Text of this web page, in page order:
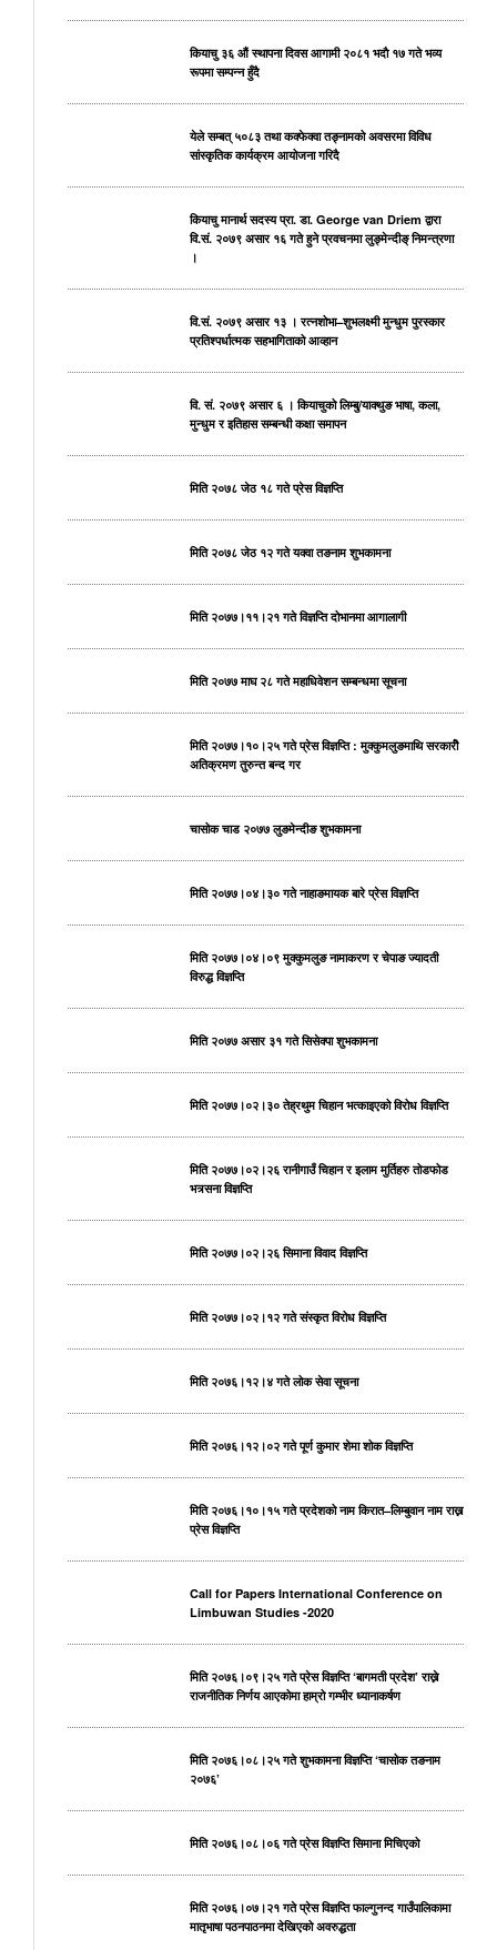
कियाचु ३६ औं स्थापना दिवस आगामी २०८१ भदाै १७ गते भव्य
रूपमा सम्पन्न हुँदै
येले सम्बत् ५०८३ तथा कक्फेक्वा तङ्नामको अवसरमा विविध
सांस्कृतिक कार्यक्रम आयोजना गरिदै
कियाचु मानार्थ सदस्य प्रा. डा. George van Driem द्वारा
वि.सं. २०७९ असार १६ गते हुने प्रवचनमा लुङ्मेन्दीङ् निमन्त्रणा
।
वि.सं. २०७९ असार १३ । रत्नशोभा–शुभलक्ष्मी मुन्धुम पुरस्कार
प्रतिश्पर्धात्मक सहभागिताको आव्हान
वि. सं. २०७९ असार ६ । कियाचुको लिम्बु/याक्थुङ भाषा, कला,
मुन्धुम र इतिहास सम्बन्धी कक्षा समापन
मिति २०७८ जेठ १८ गते प्रेस विज्ञप्ति
मिति २०७८ जेठ १२ गते यक्वा तङनाम शुभकामना
मिति २०७७।११।२१ गते विज्ञप्ति दोभानमा आगालागी
मिति २०७७ माघ २८ गते महाधिवेशन सम्बन्धमा सूचना
मिति २०७७।१०।२५ गते प्रेस विज्ञप्ति : मुक्कुमलुङमाथि सरकारीे
अतिक्रमण तुरुन्त बन्द गर
चासोक चाड २०७७ लुङमेन्दीङ शुभकामना
मिति २०७७।०४।३० गते नाहाङमायक बारे प्रेस विज्ञप्ति
मिति २०७७।०४।०९ मुक्कुमलुङ नामाकरण र चेपाङ ज्यादती
विरुद्ध विज्ञप्ति
मिति २०७७ असार ३१ गते सिसेक्पा शुभकामना
मिति २०७७।०२।३० तेह्रथुम चिहान भत्काइएको विरोध विज्ञप्ति
मिति २०७७।०२।२६ रानीगाउँ चिहान र इलाम मुर्तिहरु तोडफोड
भत्र्सना विज्ञप्ति
मिति २०७७।०२।२६ सिमाना विवाद विज्ञप्ति
मिति २०७७।०२।१२ गते संस्कृत विरोध विज्ञप्ति
मिति २०७६।१२।४ गते लोक सेवा सूचना
मिति २०७६।१२।०२ गते पूर्ण कुमार शेमा शोक विज्ञप्ति
मिति २०७६।१०।१५ गते प्रदेशको नाम किरात–लिम्बुवान नाम राख्न
प्रेस विज्ञप्ति
Call for Papers International Conference on
Limbuwan Studies -2020
मिति २०७६।०९।२५ गते प्रेस विज्ञप्ति ‘बागमती प्रदेश’ राख्ने
राजनीतिक निर्णय आएकोमा हाम्रो गम्भीर ध्यानाकर्षण
मिति २०७६।०८।२५ गते शुभकामना विज्ञप्ति ‘चासोक तङनाम
२०७६’
मिति २०७६।०८।०६ गते प्रेस विज्ञप्ति सिमाना मिचिएको
मिति २०७६।०७।२१ गते प्रेस विज्ञप्ति फाल्गुनन्द गाउँपालिकामा
मातृभाषा पठनपाठनमा देखिएको अवरुद्धता